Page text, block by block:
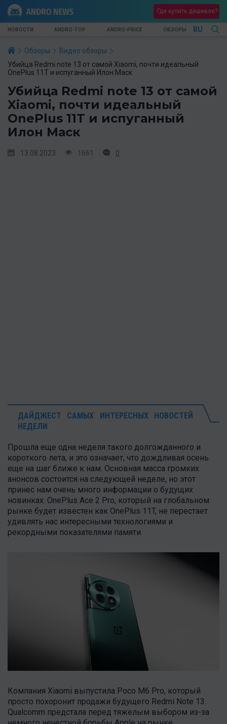
Где купить дешевле?
НОВОСТИ ANDRO-TOP ANDRO-PRICE ОБЗОРЫ RU
Обзоры
Видео обзоры
Убийца Redmi note 13 от самой Xiaomi, почти идеальный
OnePlus 11T и испуганный Илон Маск
Убийца Redmi note 13 от самой
Xiaomi, почти идеальный
OnePlus 11T и испуганный
Илон Маск
13.08.2023 1661 0
ДАЙДЖЕСТ САМЫХ ИНТЕРЕСНЫХ НОВОСТЕЙ
НЕДЕЛИ
Прошла еще одна неделя такого долгожданного и
короткого лета, и это означает, что дождливая осень
еще на шаг ближе к нам. Основная масса громких
анонсов состоится на следующей неделе, но этот
принес нам очень много информации о будущих
новинках. OnePlus Ace 2 Pro, который на глобальном
рынке будет известен как OnePlus 11T, не перестает
удивлять нас интересными технологиями и
рекордными показателями памяти.
Компания Xiaomi выпустила Poco M6 Pro, который
просто похоронит продажи будущего Redmi Note 13.
Qualcomm предстала перед тяжелым выбором из-за